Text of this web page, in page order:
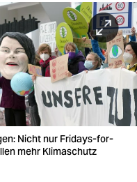
Nicht nur Fridays-for-
mehr Klimaschutz